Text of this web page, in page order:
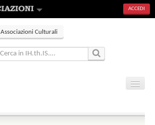
ACCEDI
Associazioni Culturali